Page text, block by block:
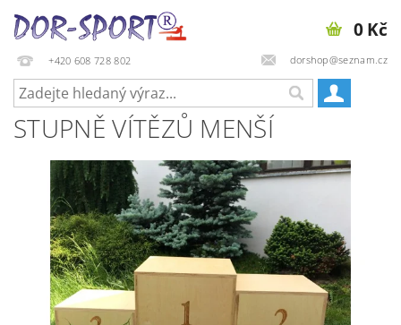
+420 608 728 802 dorshop@seznam.cz
0 Kč
STUPNĚ VÍTĚZŮ MENŠÍ